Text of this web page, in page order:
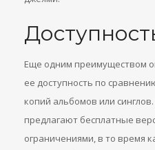
Еще одним преимуществом
ее доступность по
копий альбомов или
предлагают бесплатные
ограничениями, в то время